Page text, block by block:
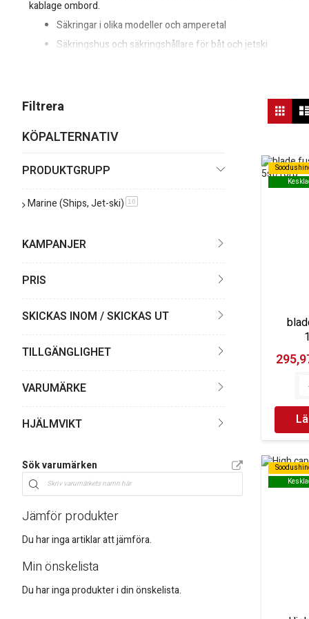
kablage ombord.
Säkringar i olika modeller och amperetal
Säkringshus och säkringshållare för båt och jetski
Visa
som
Rutnät
Filtrera
KÖPALTERNATIV
PRODUKTGRUPP
Marine (Ships, Jet-ski) 16
KAMPANJER
PRIS
SKICKAS INOM / SKICKAS UT
TILLGÄNGLIGHET
VARUMÄRKE
HJÄLMVIKT
Sök varumärken
Jämför produkter
Du har inga artiklar att jämföra.
Min önskelista
Du har inga produkter i din önskelista.